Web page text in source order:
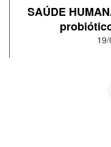
SAÚDE